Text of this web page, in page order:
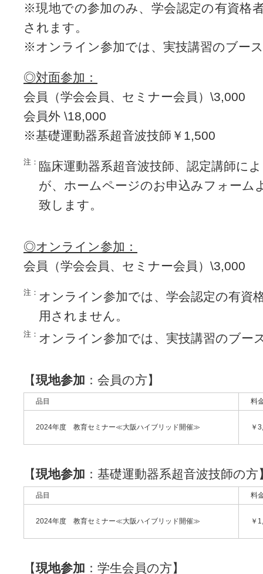
※現地での参加のみ、学会認定の有資格
されます。
※オンライン参加では、実技講習のブー
◎対面参加：
会員（学会会員、セミナー会員）
会員外 \18,000
※基礎運動器系超音波技師￥1,500
注： 臨床運動器系超音波技師、認定講師に
が、ホームページのお申込みフォーム
致します。
◎オンライン参加：
会員（学会会員、セミナー会員）
注： オンライン参加では、学会認定の有資
用されません。
注： オンライン参加では、実技講習のブー
【現地参加 ：会員の方】
品目 料
2024年度 教育セミナー≪大阪ハイブリッド開催≫ ￥
【現地参加 ：基礎運動器系超音波技師の方
品目 料
2024年度 教育セミナー≪大阪ハイブリッド開催≫ ￥
【現地参加 ：学生会員の方】